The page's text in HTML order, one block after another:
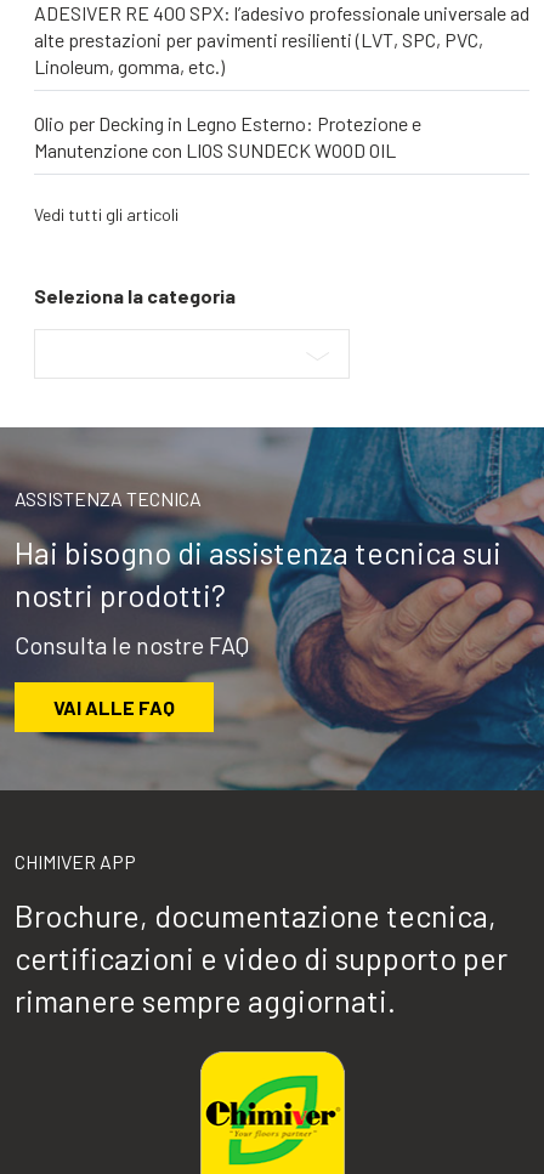
ADESIVER RE 400 SPX: l’adesivo professionale universale ad
alte prestazioni per pavimenti resilienti (LVT, SPC, PVC,
Linoleum, gomma, etc.)
Olio per Decking in Legno Esterno: Protezione e
Manutenzione con LIOS SUNDECK WOOD OIL
Vedi tutti gli articoli
Seleziona la categoria
ASSISTENZA TECNICA
Hai bisogno di assistenza tecnica sui
nostri prodotti?
Consulta le nostre FAQ
VAI ALLE FAQ
CHIMIVER APP
Brochure, documentazione tecnica,
certificazioni e video di supporto per
rimanere sempre aggiornati.